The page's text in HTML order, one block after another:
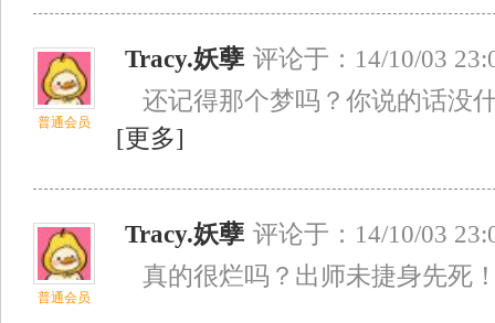
普通会员
Tracy.妖孽 评论于：14/10/03
还记得那个梦吗？你说的话没
[更多]
普通会员
Tracy.妖孽 评论于：14/10/03
真的很烂吗？出师未捷身先死